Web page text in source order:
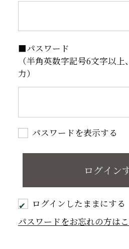
■パスワード
（半角英数字記号6文字以
力）
パスワードを表示する
ログインしたままにする
パスワードをお忘れの方は